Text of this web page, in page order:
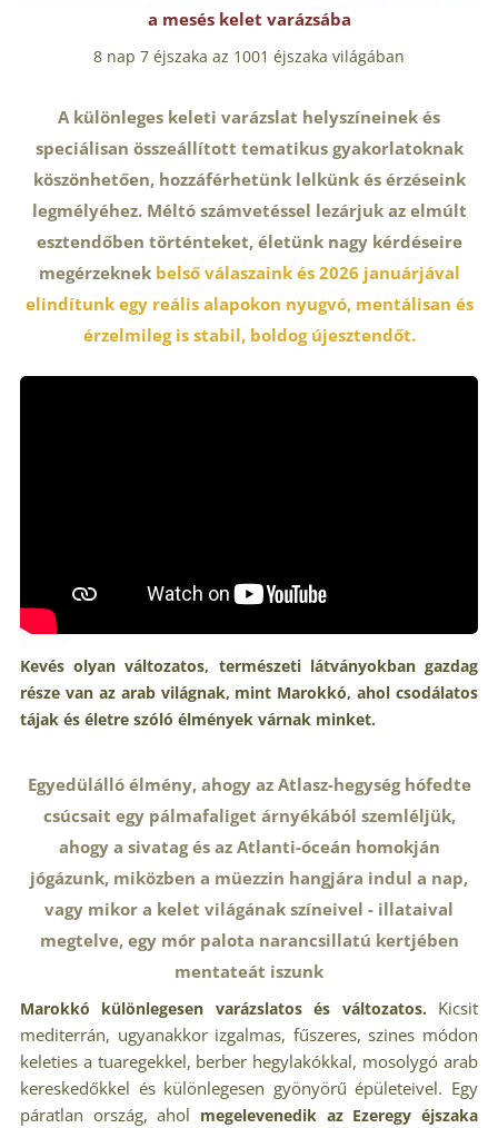
a mesés kelet varázsába
8 nap 7 éjszaka az 1001 éjszaka világában
A különleges keleti varázslat helyszíneinek és
speciálisan összeállított tematikus gyakorlatoknak
köszönhetően, hozzáférhetünk lelkünk és érzéseink
legmélyéhez. Méltó számvetéssel lezárjuk az elmúlt
esztendőben történteket, életünk nagy kérdéseire
megérzeknek belső válaszaink és 2026 januárjával
elindítunk egy reális alapokon nyugvó, mentálisan és
érzelmileg is stabil, boldog újesztendőt.
Kevés olyan változatos, természeti látványokban gazdag
része van az arab világnak, mint Marokkó, ahol csodálatos
tájak és életre szóló élmények várnak minket.
Egyedülálló élmény, ahogy az Atlasz-hegység hófedte
csúcsait egy pálmafaliget árnyékából szemléljük,
ahogy a sivatag és az Atlanti-óceán homokján
jógázunk, miközben a müezzin hangjára indul a nap,
vagy mikora kelet világának színeivel - illataival
megtelve, egy mór palota narancsillatú kertjében
mentateát iszunk
Marokkó különlegesen varázslatos és változatos. Kicsit
mediterrán, ugyanakkor izgalmas, fűszeres, szines módon
keleties a tuaregekkel, berber hegylakókkal, mosolygó arab
kereskedőkkel és különlegesen gyönyörű épületeivel. Egy
páratlan ország, ahol megelevenedik az Ezeregy éjszaka